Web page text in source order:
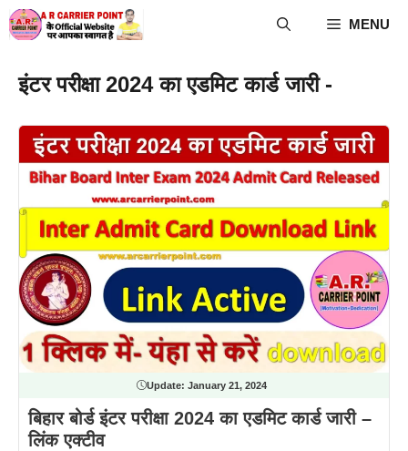
Skip
to
MENU
इंटर परीक्षा 2024 का एडमिट कार्ड जारी -
Update: January 21, 2024
बिहार बोर्ड इंटर परीक्षा 2024 का एडमिट कार्ड जारी –
लिंक एक्टीव